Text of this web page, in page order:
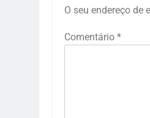
O seu endereço de
Comentário *